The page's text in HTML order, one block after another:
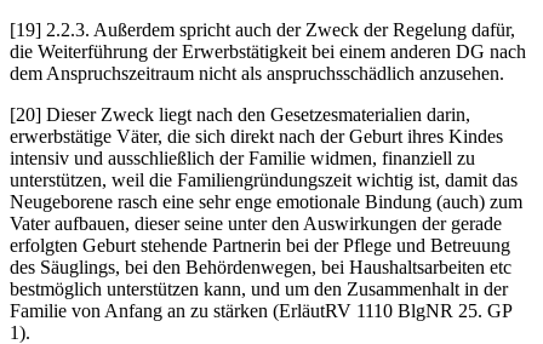
[19] 2.2.3. Außerdem spricht auch der Zweck der Regelung dafür,
die Weiterführung der Erwerbstätigkeit bei einem anderen DG nach
dem Anspruchszeitraum nicht als anspruchsschädlich anzusehen.
[20] Dieser Zweck liegt nach den Gesetzesmaterialien darin,
erwerbstätige Väter, die sich direkt nach der Geburt ihres Kindes
intensiv und ausschließlich der Familie widmen, finanziell zu
unterstützen, weil die Familiengründungszeit wichtig ist, damit das
Neugeborene rasch eine sehr enge emotionale Bindung (auch) zum
Vater aufbauen, dieser seine unter den Auswirkungen der gerade
erfolgten Geburt stehende Partnerin bei der Pflege und Betreuung
des Säuglings, bei den Behördenwegen, bei Haushaltsarbeiten etc
bestmöglich unterstützen kann, und um den Zusammenhalt in der
Familie von Anfang an zu stärken (ErläutRV 1110 BlgNR 25. GP
1).